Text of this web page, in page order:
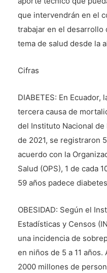
que intervendrán en el
trabajar en el desarrollo
tema de salud desde la
Cifras
DIABETES: En
tercera causa de
del Instituto Nacional de
de 2021, se registraron
acuerdo con la
Salud (OPS), 1 de cada
59 años padece
OBESIDAD: Según el
Estadísticas y Censos
una incidencia de
en niños de 5 a 11
2000 millones de